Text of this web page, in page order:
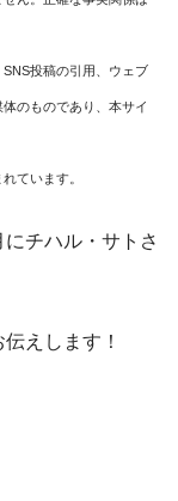
投稿の引用、ウェブ
のものであり、本サイ
ています。
チハル・サトさ
えします！